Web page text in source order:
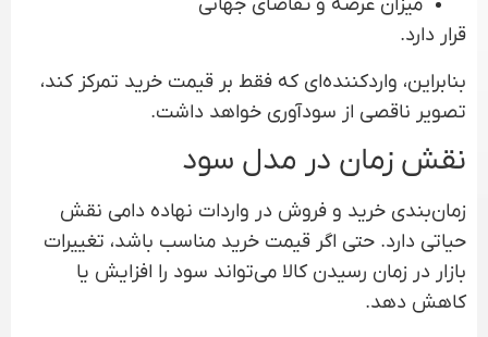
میزان عرضه و تقاضای جهانی
قرار دارد.
بنابراین، واردکننده‌ای که فقط بر قیمت خرید تمرکز کند،
تصویر ناقصی از سودآوری خواهد داشت.
نقش زمان در مدل سود
زمان‌بندی خرید و فروش در واردات نهاده دامی نقش
حیاتی دارد. حتی اگر قیمت خرید مناسب باشد، تغییرات
بازار در زمان رسیدن کالا می‌تواند سود را افزایش یا
کاهش دهد.